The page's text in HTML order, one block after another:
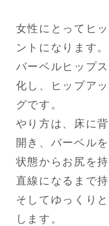
女性にとってヒ
ントになります。
バーベルヒップ
化し、ヒップア
グです。
やり方は、床に
開き、バーベル
状態からお尻を
直線になるまで
そしてゆっくり
します。